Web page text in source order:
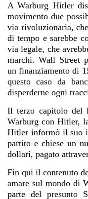
A Warburg Hitler
movimento due
via rivoluzionaria,
di tempo e sarebbe
via legale, che
marchi. Wall Street
un finanziamento di
questo caso da
disperderne ogni
Il terzo capitolo del
Warburg con Hitler,
Hitler informò il suo
partito e chiese un
dollari, pagato
Fin qui il contenuto
amare sul mondo di
parte del presunto